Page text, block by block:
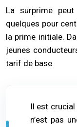
La surprime
quelques pour
la prime initiale.
jeunes
tarif de base.
Il est
n’est pas